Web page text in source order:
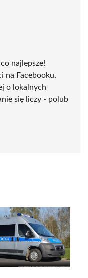
najlepsze!
na Facebooku,
o lokalnych
się liczy - polub